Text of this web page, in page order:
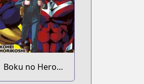
Boku no Hero
Academia